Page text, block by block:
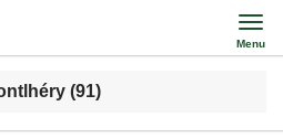
Menu
(91)